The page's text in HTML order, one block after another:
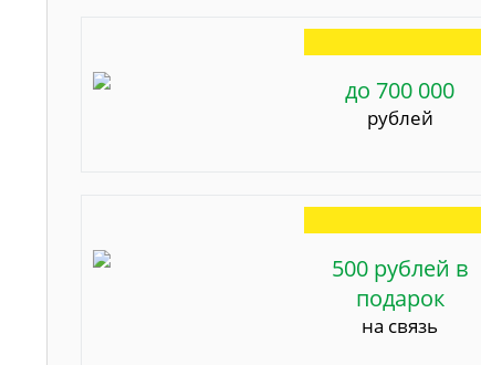
до 700 000
рублей
500 рублей в
подарок
на связь